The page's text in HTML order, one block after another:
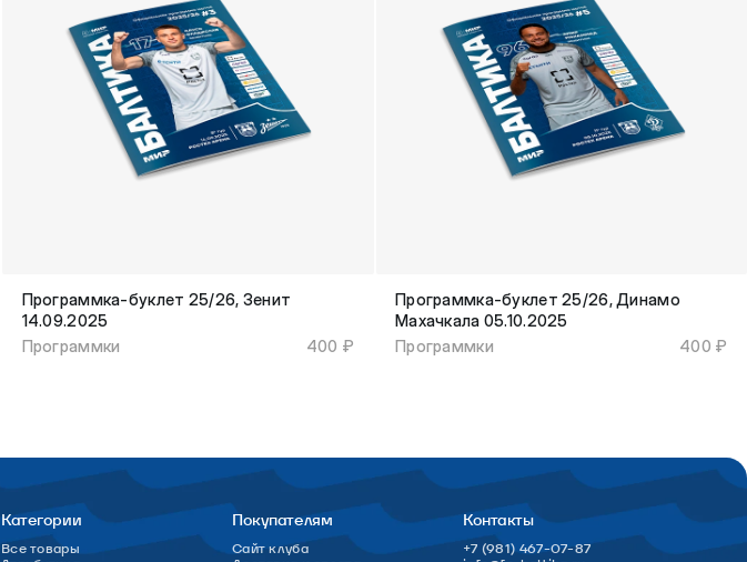
Программка-буклет 25/26, Зенит
14.09.2025
Программки
400 ₽
Программка-буклет 25/26, Динамо
Махачкала 05.10.2025
Программки
400 ₽
Категории
Все товары
Покупателям
Сайт клуба
Контакты
+7 (981) 467-07-87